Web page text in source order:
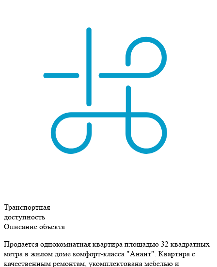
Транспортная
доступность
Описание объекта
Продается однокомнатная квартира площадью 32 квадратных
метра в жилом доме комфорт-класса "Анаит". Квартира с
качественным ремонтам, укомплектована мебелью и